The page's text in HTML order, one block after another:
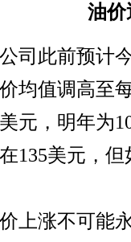
油价
此前预计今
均值调高至
元，明年为
135美元，
涨不可能永